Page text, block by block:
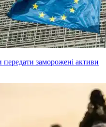
заморожені активи